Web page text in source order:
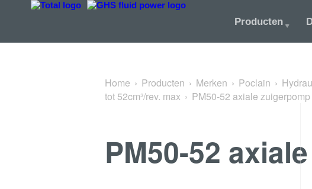
Terug naar PM50 axiale zuigerpompen 40 tot 52cm³/rev. max
Home Producten Merken Poclain
tot 52cm³/rev. max
PM50-52 axiale zuigerpomp
PM50-52
Producten